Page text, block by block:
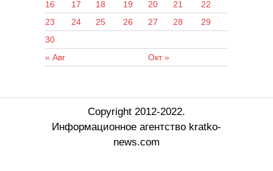
« Авг Окт »
16
17 18 19 20 21
22
23
24 25 26 27 28
29
30
Copyright 2012-2022.
Информационное агентство kratko-
news.com